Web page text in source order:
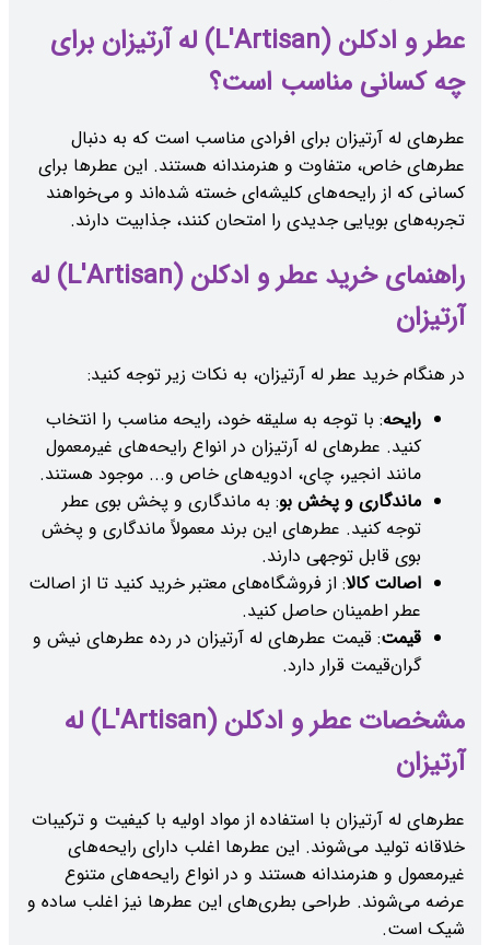
عطر و ادکلن (L'Artisan) له آرتیزان برای
چه کسانی مناسب است؟
عطرهای له آرتیزان برای افرادی مناسب است که به دنبال
عطرهای خاص، متفاوت و هنرمندانه هستند. این عطرها برای
کسانی که از رایحه‌های کلیشه‌ای خسته شده‌اند و می‌خواهند
تجربه‌های بویایی جدیدی را امتحان کنند، جذابیت دارند.
راهنمای خرید عطر و ادکلن (L'Artisan) له
آرتیزان
در هنگام خرید عطر له آرتیزان، به نکات زیر توجه کنید:
رایحه: با توجه به سلیقه خود، رایحه مناسب را انتخاب
کنید. عطرهای له آرتیزان در انواع رایحه‌های غیرمعمول
مانند انجیر، چای، ادویه‌های خاص و... موجود هستند.
ماندگاری و پخش بو: به ماندگاری و پخش بوی عطر
توجه کنید. عطرهای این برند معمولاً ماندگاری و پخش
بوی قابل توجهی دارند.
اصالت کالا: از فروشگاه‌های معتبر خرید کنید تا از اصالت
عطر اطمینان حاصل کنید.
قیمت: قیمت عطرهای له آرتیزان در رده عطرهای نیش و
گران‌قیمت قرار دارد.
مشخصات عطر و ادکلن (L'Artisan) له
آرتیزان
عطرهای له آرتیزان با استفاده از مواد اولیه با کیفیت و ترکیبات
خلاقانه تولید می‌شوند. این عطرها اغلب دارای رایحه‌های
غیرمعمول و هنرمندانه هستند و در انواع رایحه‌های متنوع
عرضه می‌شوند. طراحی بطری‌های این عطرها نیز اغلب ساده و
شیک است.